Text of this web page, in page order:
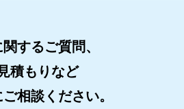
するご質問、
積もりなど
相談ください。